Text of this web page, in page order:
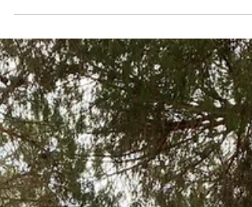
24 Maggio 2023 Giornata Europea dei Parchi nella
collaborazione, la condivisione ed il...